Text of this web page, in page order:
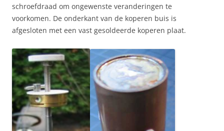
schroefdraad om ongewenste veranderingen te
voorkomen. De onderkant van de koperen buis is
afgesloten met een vast gesoldeerde koperen plaat.